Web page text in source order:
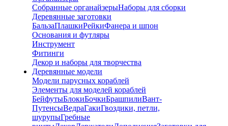
Собранные органайзерыНаборы для сборки
Деревянные заготовки
БальзаПлашкиРейкиФанера и шпон
Основания и футляры
Инструмент
Фитинги
Декор и наборы для творчества
Деревянные модели
Модели парусных кораблей
Элементы для моделей кораблей
БейфутыБлокиБочкиБрашпилиВант-
ПутенсыВедраГакиГвоздики, петли,
шурупыГребные